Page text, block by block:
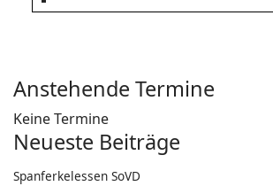
Anstehende Termine
Keine Termine
Neueste Beiträge
Spanferkelessen SoVD